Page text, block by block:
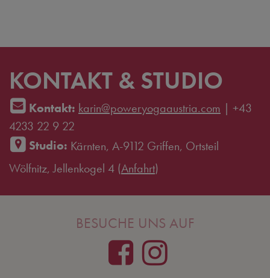
KONTAKT & STUDIO
Kontakt: karin@poweryogaaustria.com | +43
4233 22 9 22
Studio: Kärnten, A-9112 Griffen, Ortsteil
Wölfnitz, Jellenkogel 4 (Anfahrt)
BESUCHE UNS AUF